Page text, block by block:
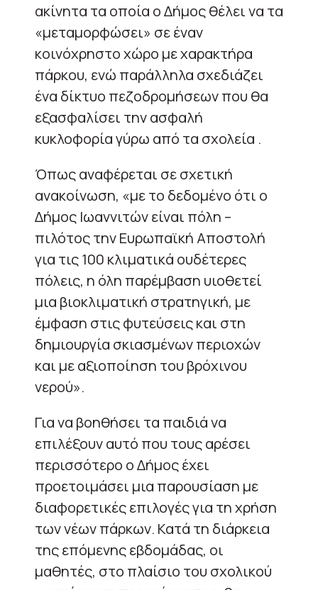
ακίνητα τα οποία ο Δήμος θέλει να τα
«μεταμορφώσει» σε έναν
κοινόχρηστο χώρο με χαρακτήρα
πάρκου, ενώ παράλληλα σχεδιάζει
ένα δίκτυο πεζοδρομήσεων που θα
εξασφαλίσει την ασφαλή
κυκλοφορία γύρω από τα σχολεία .
Όπως αναφέρεται σε σχετική
ανακοίνωση, «με το δεδομένο ότι ο
Δήμος Ιωαννιτών είναι πόλη –
πιλότος την Ευρωπαϊκή Αποστολή
για τις 100 κλιματικά ουδέτερες
πόλεις, η όλη παρέμβαση υιοθετεί
μια βιοκλιματική στρατηγική, με
έμφαση στις φυτεύσεις και στη
δημιουργία σκιασμένων περιοχών
και με αξιοποίηση του βρόχινου
νερού».
Για να βοηθήσει τα παιδιά να
επιλέξουν αυτό που τους αρέσει
περισσότερο ο Δήμος έχει
προετοιμάσει μια παρουσίαση με
διαφορετικές επιλογές για τη χρήση
των νέων πάρκων. Κατά τη διάρκεια
της επόμενης εβδομάδας, οι
μαθητές, στο πλαίσιο του σχολικού